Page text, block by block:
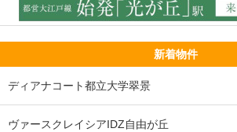
新着物件
ディアナコート都立大学翠景
ヴァースクレイシアIDZ自由が丘